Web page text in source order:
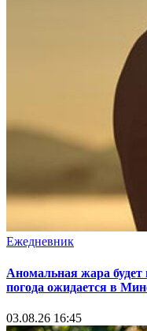
Ежедневник
Аномальная жара будет
погода ожидается в
03.08.26 16:45